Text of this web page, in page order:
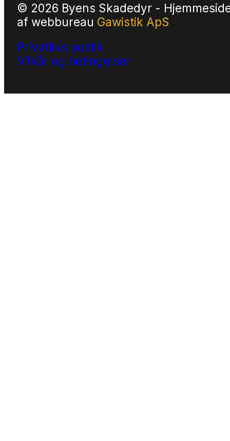
© 2026 Byens Skadedyr -
af webbureau Gawistik ApS
Privatlivs politik
Vilkår og betingelser